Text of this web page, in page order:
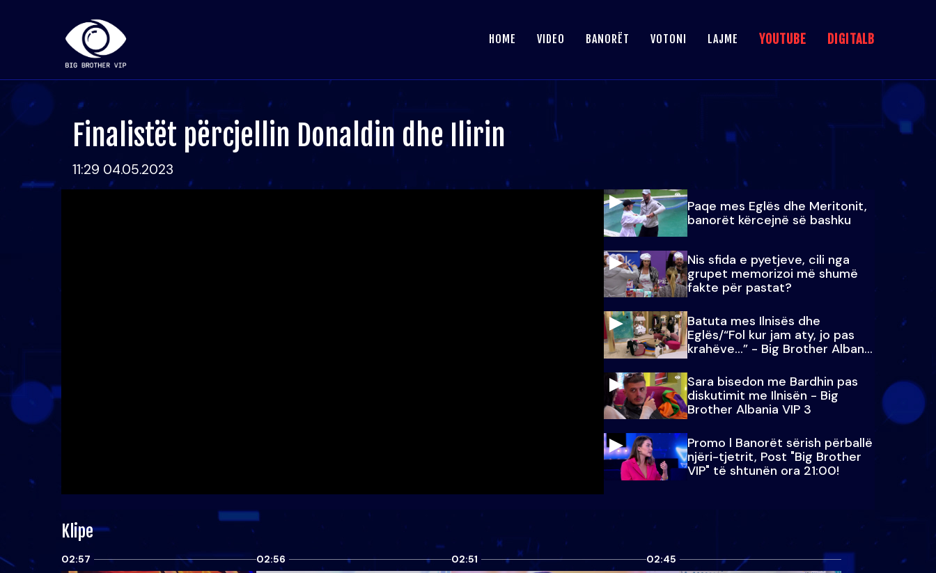
HOME VIDEO BANORËT VOTONI LAJME YOUTUBE DIGITALB
Finalistët përcjellin Donaldin dhe Ilirin
11:29 04.05.2023
Paqe mes Eglës dhe Meritonit,
banorët kërcejnë së bashku
Nis sfida e pyetjeve, cili nga
grupet memorizoi më shumë
fakte për pastat?
Batuta mes Ilnisës dhe
Eglës/“Fol kur jam aty, jo pas
krahëve…” - Big Brother Albania
VIP 3
Sara bisedon me Bardhin pas
diskutimit me Ilnisën - Big
Brother Albania VIP 3
Promo l Banorët sërish përballë
njëri-tjetrit, Post "Big Brother
VIP" të shtunën ora 21:00!
Klipe
02:57 02:56 02:51 02:45